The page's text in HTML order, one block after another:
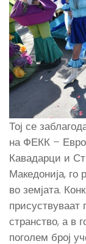
Тој се
на ФЕКК –
Кавадарци и
Македонија, го
во земјата.
присуствуваат
странство, а в
поголем број